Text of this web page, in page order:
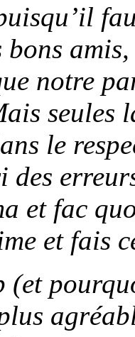
bons
notre
seules
le
des
et fac
et fais
(et